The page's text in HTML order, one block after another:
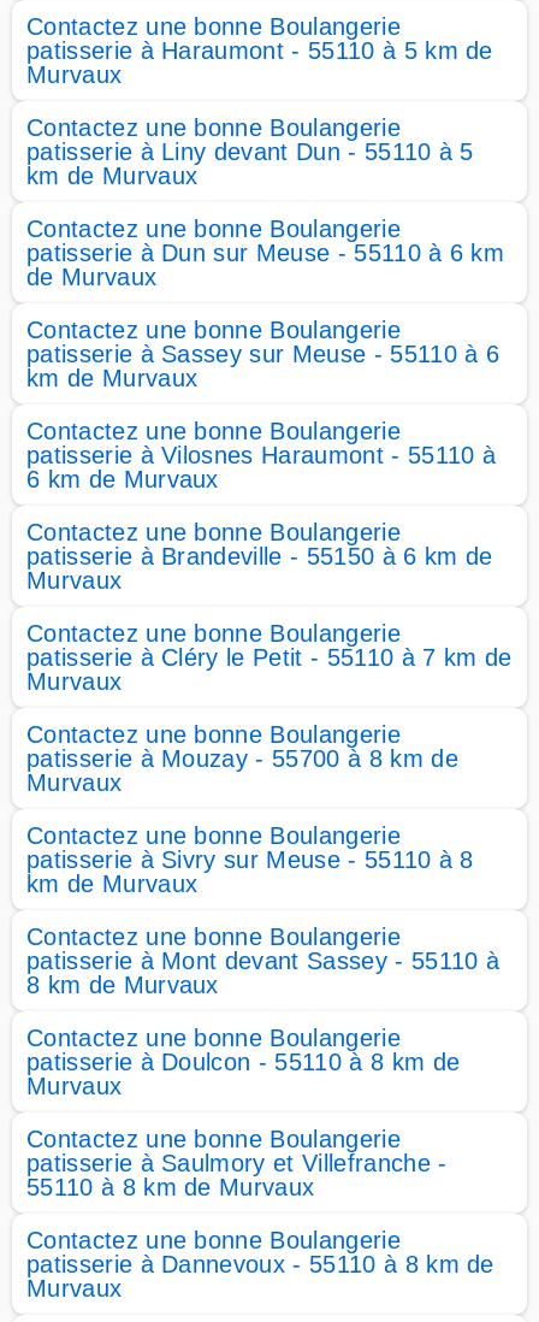
Contactez une bonne Boulangerie
patisserie à Haraumont - 55110 à 5 km de
Murvaux
Contactez une bonne Boulangerie
patisserie à Liny devant Dun - 55110 à 5
km de Murvaux
Contactez une bonne Boulangerie
patisserie à Dun sur Meuse - 55110 à 6 km
de Murvaux
Contactez une bonne Boulangerie
patisserie à Sassey sur Meuse - 55110 à 6
km de Murvaux
Contactez une bonne Boulangerie
patisserie à Vilosnes Haraumont - 55110 à
6 km de Murvaux
Contactez une bonne Boulangerie
patisserie à Brandeville - 55150 à 6 km de
Murvaux
Contactez une bonne Boulangerie
patisserie à Cléry le Petit - 55110 à 7 km de
Murvaux
Contactez une bonne Boulangerie
patisserie à Mouzay - 55700 à 8 km de
Murvaux
Contactez une bonne Boulangerie
patisserie à Sivry sur Meuse - 55110 à 8
km de Murvaux
Contactez une bonne Boulangerie
patisserie à Mont devant Sassey - 55110 à
8 km de Murvaux
Contactez une bonne Boulangerie
patisserie à Doulcon - 55110 à 8 km de
Murvaux
Contactez une bonne Boulangerie
patisserie à Saulmory et Villefranche -
55110 à 8 km de Murvaux
Contactez une bonne Boulangerie
patisserie à Dannevoux - 55110 à 8 km de
Murvaux